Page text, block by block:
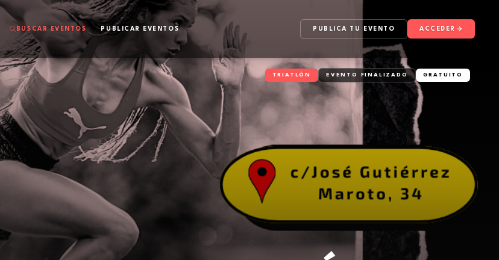
BUSCAR EVENTOS PUBLICAR EVENTOS PUBLICA TU EVENTO ACCEDER
TRIATLÓN EVENTO FINALIZADO GRATUITO